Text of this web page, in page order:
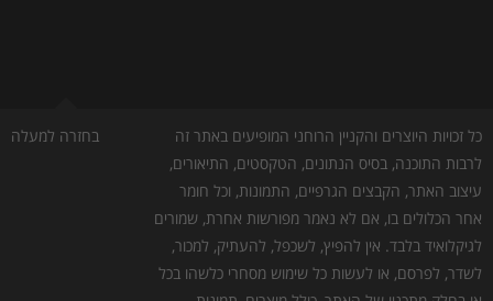
בחזרה למעלה
כל זכויות היוצרים והקניין הרוחני המופיעים באתר זה
לרבות התוכנה, בסיס הנתונים, הטקסטים, התיאורים,
עיצוב האתר, הקבצים הגרפיים, התמונות, וכל חומר
אחר הכלולים בו, אם לא נאמר מפורשות אחרת, שמורים
לגיקלואיד בלבד. אין להפיץ, לשכפל, להעתיק, למכור,
לשדר, לפרסם, או לעשות כל שימוש מסחרי כלשהו בכל